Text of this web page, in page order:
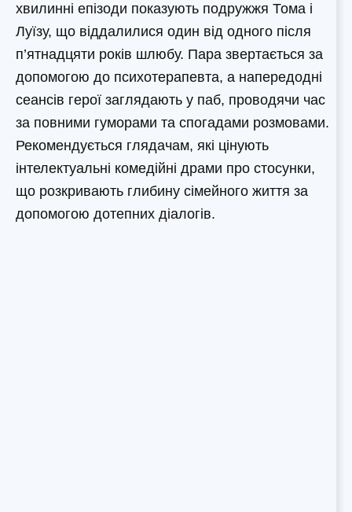
хвилинні епізоди показують подружжя Тома і
Луїзу, що віддалилися один від одного після
п’ятнадцяти років шлюбу. Пара звертається за
допомогою до психотерапевта, а напередодні
сеансів герої заглядають у паб, проводячи час
за повними гуморами та спогадами розмовами.
Рекомендується глядачам, які цінують
інтелектуальні комедійні драми про стосунки,
що розкривають глибину сімейного життя за
допомогою дотепних діалогів.